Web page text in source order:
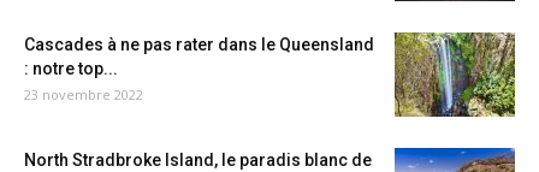
Cascades à ne pas rater dans le Queensland
: notre top...
23 novembre 2022
North Stradbroke Island, le paradis blanc de